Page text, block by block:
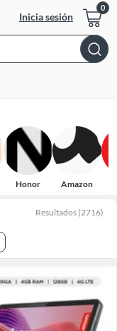
Inicia sesión
Honor Amazon
Resultados (2716)